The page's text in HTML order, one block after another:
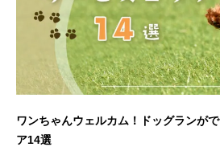
ワンちゃんウェルカム！ドッグランが
ア14選